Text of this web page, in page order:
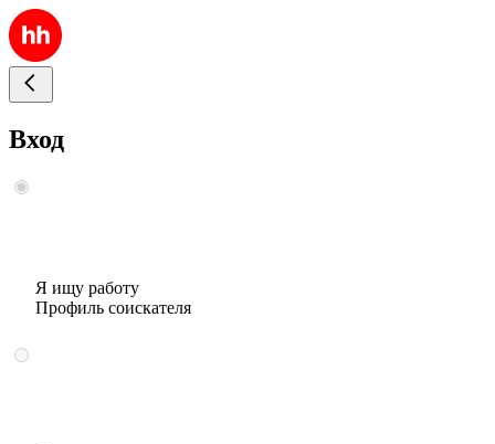
Вход
Я ищу работу
Профиль соискателя